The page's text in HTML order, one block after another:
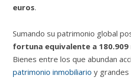
euros.
Sumando su patrimonio global
fortuna equivalente a 180.909
Bienes entre los que abundan
patrimonio inmobiliario y